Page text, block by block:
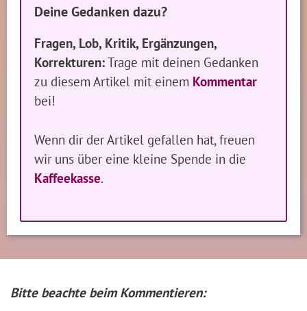
Deine Gedanken dazu?
Fragen, Lob, Kritik, Ergänzungen,
Korrekturen:Trage mit deinen Gedanken
zu diesem Artikel mit einem Kommentar
bei!
Wenn dir der Artikel gefallen hat, freuen
wir uns über eine kleine Spende in die
Kaffeekasse.
Bitte beachte beim Kommentieren: